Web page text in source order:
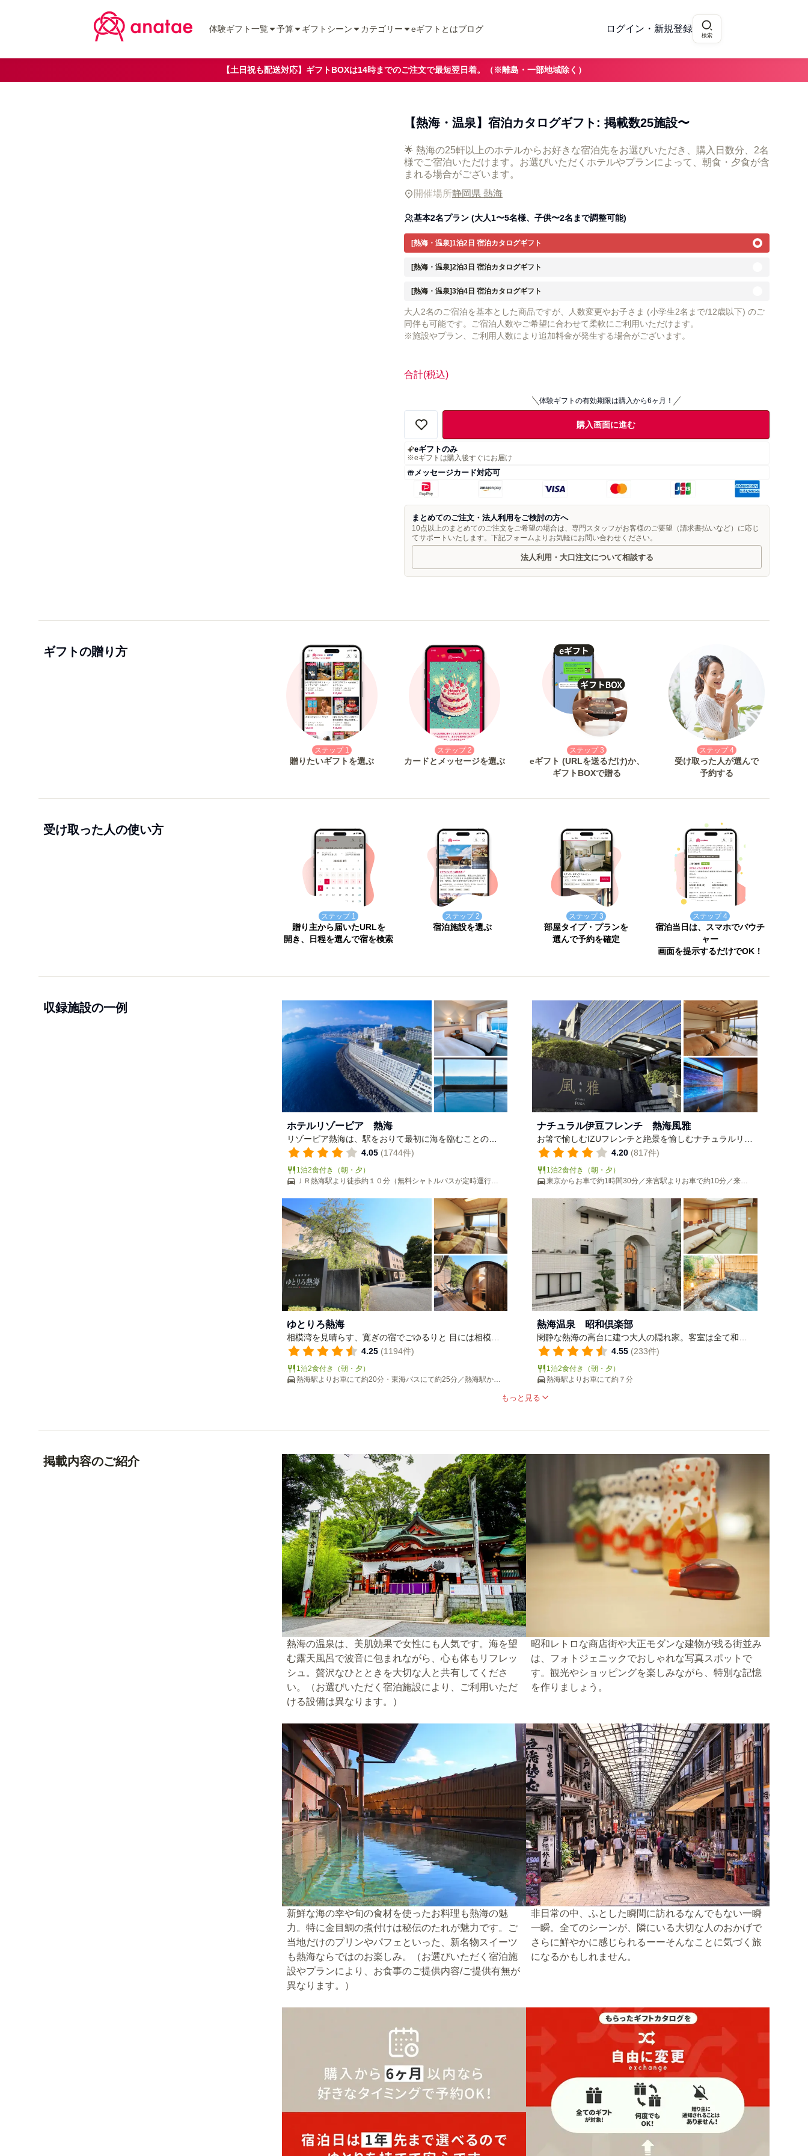
体験ギフト一覧 予算 ギフトシーン カテゴリー eギフトとはブログ ログイン・新規登録
検索
【土日祝も配送対応】ギフトBOXは14時までのご注文で最短翌日着。（※離島・一部地域除く）
【熱海・温泉】宿泊カタログギフト: 掲載数25施設〜
🌟 熱海の25軒以上のホテルからお好きな宿泊先をお選びいただき、購入日数分、2名
様でご宿泊いただけます。お選びいただくホテルやプランによって、朝食・夕食が含
まれる場合がございます。
開催場所静岡県 熱海
基本2名プラン (大人1〜5名様、子供〜2名まで調整可能)
[熱海・温泉]1泊2日 宿泊カタログギフト
[熱海・温泉]2泊3日 宿泊カタログギフト
[熱海・温泉]3泊4日 宿泊カタログギフト
大人2名のご宿泊を基本とした商品ですが、人数変更やお子さま (小学生2名まで/12歳以下) のご
同伴も可能です。ご宿泊人数やご希望に合わせて柔軟にご利用いただけます。
※施設やプラン、ご利用人数により追加料金が発生する場合がございます。
合計(税込)
体験ギフトの有効期限は購入から6ヶ月！
購入画面に進む
eギフトのみ
※eギフトは購入後すぐにお届け
メッセージカード対応可
まとめてのご注文・法人利用をご検討の方へ
10点以上のまとめてのご注文をご希望の場合は、専門スタッフがお客様のご要望（請求書払いなど）に応じ
てサポートいたします。下記フォームよりお気軽にお問い合わせください。
法人利用・大口注文について相談する
ギフトの贈り方
ステップ 1
贈りたいギフトを選ぶ
ステップ 2
カードとメッセージを選ぶ
ステップ 3
eギフト (URLを送るだけ)か、
ギフトBOXで贈る
ステップ 4
受け取った人が選んで
予約する
受け取った人の使い方
ステップ 1
贈り主から届いたURLを
開き、日程を選んで宿を検索
ステップ 2
宿泊施設を選ぶ
ステップ 3
部屋タイプ・プランを
選んで予約を確定
ステップ 4
宿泊当日は、スマホでバウチ
ャー
画面を提示するだけでOK！
収録施設の一例
ホテルリゾーピア 熱海
リゾーピア熱海は、駅をおりて最初に海を臨むことので
きる一等地、しかも、近隣の景勝地の拠点としても申し
分のない絶好のロケーション。あなたの爽やかな休日を
リゾーピア熱海が演出します。
4.05 (1744件)
1泊2食付き（朝・夕）
ＪＲ熱海駅より徒歩約１０分（無料シャトルバスが定時運行）
ナチュラル伊豆フレンチ 熱海風雅
お箸で愉しむIZUフレンチと絶景を愉しむナチュラルリゾ
ート。日常から離れ、着飾らない自分らしさを取り戻せ
ます。朝日と熱海の夜景を見つめるひとときを。
4.20 (817件)
1泊2食付き（朝・夕）
東京からお車で約1時間30分／来宮駅よりお車で約10分／来宮
ゆとりろ熱海
相模湾を見晴らす、寛ぎの宿でごゆるりと 目には相模
湾、肌には伊豆山温泉、舌には美食心と体に響く贅沢な
時間が此処にはあります熱海の魅力をゆとりろで再発見
してください。
4.25 (1194件)
1泊2食付き（朝・夕）
熱海駅よりお車にて約20分・東海バスにて約25分／熱海駅から
熱海温泉 昭和倶楽部
閑静な熱海の高台に建つ大人の隠れ家。客室は全て和洋
室で全8室。客室からは熱海の街並みと相模湾を望めま
す。
4.55 (233件)
1泊2食付き（朝・夕）
熱海駅よりお車にて約７分
もっと見る
掲載内容のご紹介
熱海の温泉は、美肌効果で女性にも人気です。海を望
む露天風呂で波音に包まれながら、心も体もリフレッ
シュ。贅沢なひとときを大切な人と共有してくださ
い。（お選びいただく宿泊施設により、ご利用いただ
ける設備は異なります。）
昭和レトロな商店街や大正モダンな建物が残る街並み
は、フォトジェニックでおしゃれな写真スポットで
す。観光やショッピングを楽しみながら、特別な記憶
を作りましょう。
新鮮な海の幸や旬の食材を使ったお料理も熱海の魅
力。特に金目鯛の煮付けは秘伝のたれが魅力です。ご
当地だけのプリンやパフェといった、新名物スイーツ
も熱海ならではのお楽しみ。（お選びいただく宿泊施
設やプランにより、お食事のご提供内容/ご提供有無が
異なります。）
非日常の中、ふとした瞬間に訪れるなんでもない一瞬
一瞬。全てのシーンが、隣にいる大切な人のおかげで
さらに鮮やかに感じられるーーそんなことに気づく旅
になるかもしれません。